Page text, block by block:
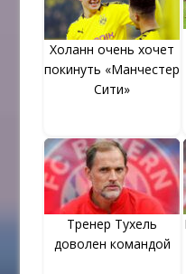
Холанн очень хочет
покинуть «Манчестер
Сити»
Тренер Тухель
доволен командой